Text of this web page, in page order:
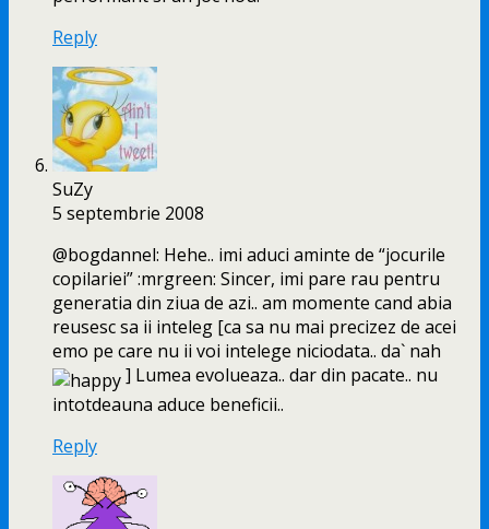
Reply
SuZy
5 septembrie 2008
@bogdannel: Hehe.. imi aduci aminte de “jocurile
copilariei” :mrgreen: Sincer, imi pare rau pentru
generatia din ziua de azi.. am momente cand abia
reusesc sa ii inteleg [ca sa nu mai precizez de acei
emo pe care nu ii voi intelege niciodata.. da` nah
] Lumea evolueaza.. dar din pacate.. nu
intotdeauna aduce beneficii..
Reply